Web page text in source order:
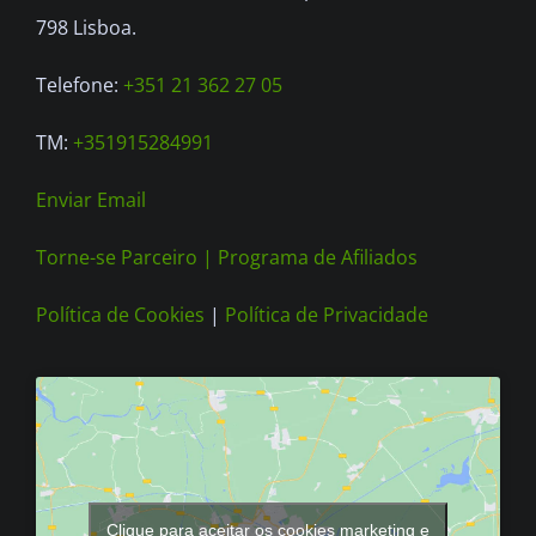
product
798 Lisboa.
Telefone: +351 21 362 27 05
TM: +351915284991
Enviar Email
Torne-se Parceiro | Programa de Afiliados
Política de Cookies | Política de Privacidade
Clique para aceitar os cookies marketing e